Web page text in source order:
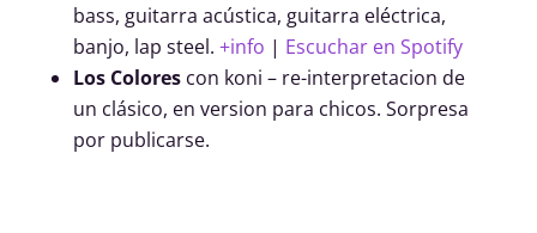
bass, guitarra acústica, guitarra eléctrica,
banjo, lap steel. +info | Escuchar en Spotify
Los Colores con koni – re-interpretacion de
un clásico, en version para chicos. Sorpresa
por publicarse.